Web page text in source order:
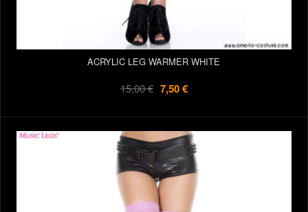
ACRYLIC LEG WARMER WHITE
15,00 € 7,50 €